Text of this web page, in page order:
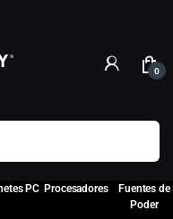
0
PC Procesadores
Fuentes de
Poder